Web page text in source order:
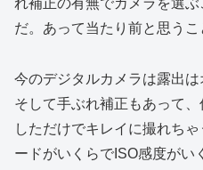
れ補正の有無でカメラを選
だ。あって当たり前と思うこ
今のデジタルカメラは露出は
そして手ぶれ補正もあって
しただけでキレイに撮れち
ードがいくらでISO感度がい